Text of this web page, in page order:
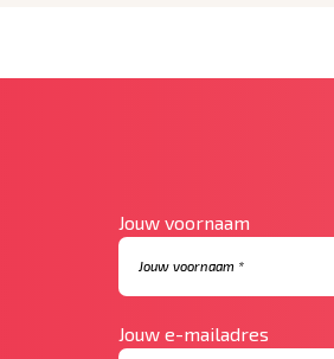
Jouw voornaam
Jouw e-mailadres